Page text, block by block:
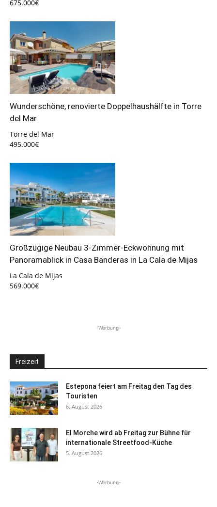
675.000€
Wunderschöne, renovierte Doppelhaushälfte in Torre
del Mar
Torre del Mar
495.000€
Großzügige Neubau 3-Zimmer-Eckwohnung mit
Panoramablick in Casa Banderas in La Cala de Mijas
La Cala de Mijas
569.000€
-Werbung-
Freizeit
Estepona feiert am Freitag den Tag des
Touristen
6. August 2026
El Morche wird ab Freitag zur Bühne für
internationale Streetfood-Küche
5. August 2026
-Werbung-